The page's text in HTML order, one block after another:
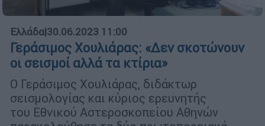
Ελλάδα|30.06.2023 11:00
Γεράσιμος Χουλιάρας: «Δεν σκοτώνουν
οι σεισμοί αλλά τα κτίρια»
Ο Γεράσιμος Χουλιάρας, διδάκτωρ
σεισμολογίας και κύριος ερευνητής
του Εθνικού Αστεροσκοπείου Αθηνών